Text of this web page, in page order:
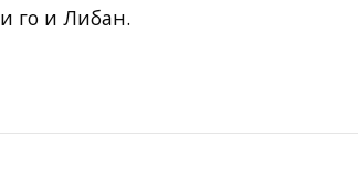
го и Либан.